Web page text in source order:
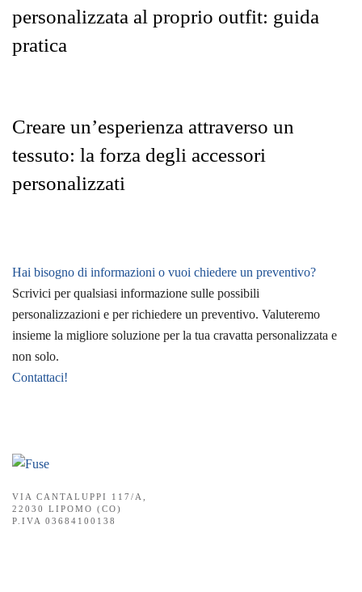
personalizzata al proprio outfit: guida
pratica
Creare un’esperienza attraverso un
tessuto: la forza degli accessori
personalizzati
Hai bisogno di informazioni o vuoi chiedere un preventivo?
Scrivici per qualsiasi informazione sulle possibili
personalizzazioni e per richiedere un preventivo. Valuteremo
insieme la migliore soluzione per la tua cravatta personalizzata e
non solo.
Contattaci!
VIA CANTALUPPI 117/A,
22030 LIPOMO (CO)
P.IVA 03684100138